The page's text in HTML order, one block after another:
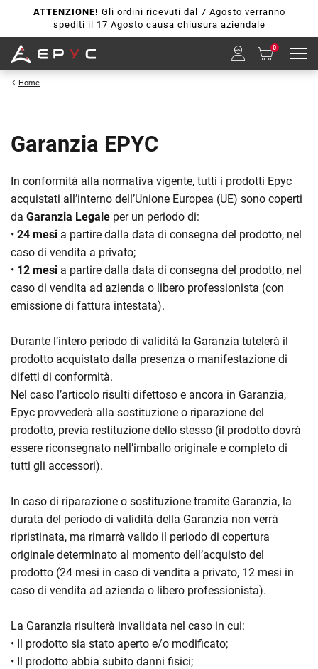
ATTENZIONE! Gli ordini ricevuti dal 7 Agosto verranno
spediti il 17 Agosto causa chiusura aziendale
0
Home
Garanzia EPYC
In conformità alla normativa vigente, tutti i prodotti Epyc
acquistati all’interno dell’Unione Europea (UE) sono coperti
da Garanzia Legale per un periodo di:
• 24 mesi a partire dalla data di consegna del prodotto, nel
caso di vendita a privato;
• 12 mesi a partire dalla data di consegna del prodotto, nel
caso di vendita ad azienda o libero professionista (con
emissione di fattura intestata).
Durante l’intero periodo di validità la Garanzia tutelerà il
prodotto acquistato dalla presenza o manifestazione di
difetti di conformità.
Nel caso l’articolo risulti difettoso e ancora in Garanzia,
Epyc provvederà alla sostituzione o riparazione del
prodotto, previa restituzione dello stesso (il prodotto dovrà
essere riconsegnato nell’imballo originale e completo di
tutti gli accessori).
In caso di riparazione o sostituzione tramite Garanzia, la
durata del periodo di validità della Garanzia non verrà
ripristinata, ma rimarrà valido il periodo di copertura
originale determinato al momento dell’acquisto del
prodotto (24 mesi in caso di vendita a privato, 12 mesi in
caso di vendita ad azienda o libero professionista).
La Garanzia risulterà invalidata nel caso in cui:
• Il prodotto sia stato aperto e/o modificato;
• Il prodotto abbia subito danni fisici;